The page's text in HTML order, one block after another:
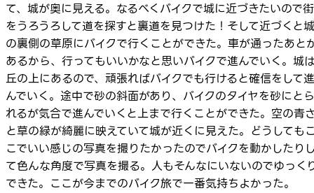
て、城が奥に見える。なるべくバイクで城に近づきたいので街
をうろうろして道を探すと裏道を見つけた！そして近づくと城
の裏側の草原にバイクで行くことができた。車が通ったあと
あるから、行ってもいいかなと思いバイクで進んでいく。城
丘の上にあるので、頑張ればバイクでも行けると確信をして進
んでいく。途中で砂の斜面があり、バイクのタイヤを砂にとら
れるが気合で進んでいくと上まで行くことができた。空の青
と草の緑が綺麗に映えていて城が近くに見えた。どうしても
こでいい感じの写真を撮りたかったのでバイクを動かしたり
て色んな角度で写真を撮る。人もそんなにいないのでゆっく
できた。ここが今までのバイク旅で一番気持ちよかった。